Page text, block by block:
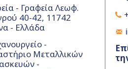
- Γραφεία Λεωφ.
40-42, 11742
- Ελλάδα
-
Μεταλλικών
-